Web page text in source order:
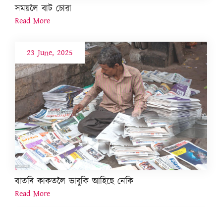
সময়লৈ বাট চোৱা
Read More
23 June, 2025
বাতৰি কাকতলৈ ভাবুকি আহিছে নেকি
Read More